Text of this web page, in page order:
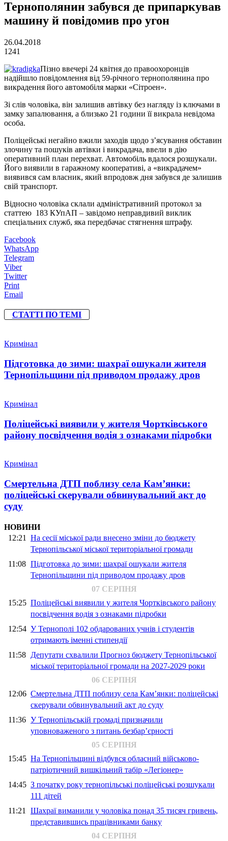
Тернополянин забувся де припаркував
машину й повідомив про угон
26.04.2018
1241
Пізно ввечері 24 квітня до правоохоронців
надійшло повідомлення від 59-річного тернополянина про
викрадення його автомобіля марки «Сітроен».
Зі слів чоловіка, він залишив автівку без нагляду із ключами в
замку запалювання, а близько 21 години її викрала невідома
особа.
Поліцейські негайно вжили заходів щодо з’ясування обставин
злочину та пошуків автівки і викрадача, ввели в дію
оперативний план перехват. Автомобіль вдалося розшукали.
Його виявили в гаражному кооперативі, а «викрадачем»
виявився сам власник, який впродовж дня забувся де залишив
свій транспорт.
Відносно чоловіка склали адміністративний протокол за
статтею 183 КУпАП – завідомо неправдивий виклик
спеціальних служб, яка передбачає стягнення штрафу.
Facebook
WhatsApp
Telegram
Viber
Twitter
Print
Email
СТАТТІ ПО ТЕМІ
Кримінал
Підготовка до зими: шахраї ошукали жителя
Тернопільщини під приводом продажу дров
Кримінал
Поліцейські виявили у жителя Чортківського
району посвідчення водія з ознаками підробки
Кримінал
Смертельна ДТП поблизу села Кам’янки:
поліцейські скерували обвинувальний акт до
суду
НОВИНИ
12:21 На сесії міської ради внесено зміни до бюджету
Тернопільської міської територіальної громади
11:08 Підготовка до зими: шахраї ошукали жителя
Тернопільщини під приводом продажу дров
07 СЕРПНЯ
15:25 Поліцейські виявили у жителя Чортківського району
посвідчення водія з ознаками підробки
12:54 У Тернополі 102 обдарованих учнів і студентів
отримають іменні стипендії
11:58 Депутати схвалили Прогноз бюджету Тернопільської
міської територіальної громади на 2027-2029 роки
06 СЕРПНЯ
12:06 Смертельна ДТП поблизу села Кам’янки: поліцейські
скерували обвинувальний акт до суду
11:36 У Тернопільській громаді призначили
уповноваженого з питань безбар’єрності
05 СЕРПНЯ
15:45 На Тернопільщині відбувся обласний військово-
патріотичний вишкільний табір «Легіонер»
14:45 З початку року тернопільські поліцейські розшукали
111 дітей
11:21 Шахраї виманили у чоловіка понад 35 тисяч гривень,
представившись працівниками банку
04 СЕРПНЯ